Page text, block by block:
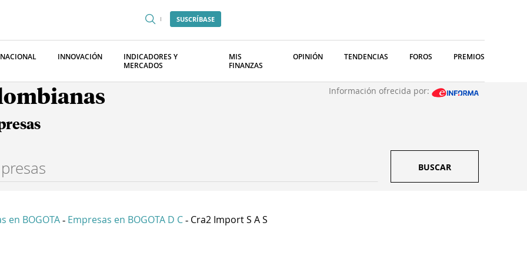
SUSCRÍBASE
INNOVACIÓN
INDICADORES Y
MERCADOS
MIS
FINANZAS
OPINIÓN TENDENCIAS FOROS PREMIOS
Información ofrecida por:
BUSCAR
en BOGOTA - Empresas en BOGOTA D C - Cra2 Import S A S